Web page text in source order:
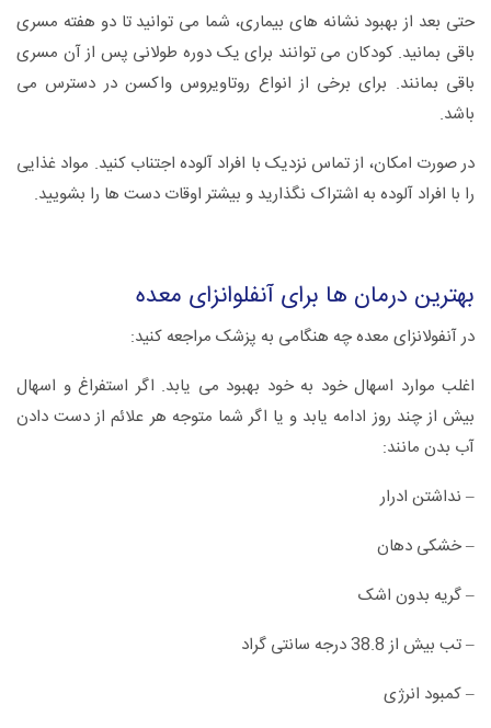
حتی بعد از بهبود نشانه های بیماری، شما می توانید تا دو هفته مسری
باقی بمانید. کودکان می توانند برای یک دوره طولانی پس از آن مسری
باقی بمانند. برای برخی از انواع روتاویروس واکسن در دسترس می
باشد.
در صورت امکان، از تماس نزدیک با افراد آلوده اجتناب کنید. مواد غذایی
را با افراد آلوده به اشتراک نگذارید و بیشتر اوقات دست ها را بشویید.
بهترین درمان ها برای آنفلوانزای معده
در آنفولانزای معده چه هنگامی به پزشک مراجعه کنید:
اغلب موارد اسهال خود به خود بهبود می یابد. اگر استفراغ و اسهال
بیش از چند روز ادامه یابد و یا اگر شما متوجه هر علائم از دست دادن
آب بدن مانند:
– نداشتن ادرار
– خشکی دهان
– گریه بدون اشک
– تب بیش از 38.8 درجه سانتی گراد
– کمبود انرژی